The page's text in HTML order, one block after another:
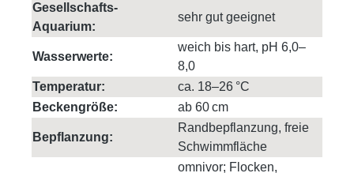
Gesellschafts-
Aquarium:
sehr gut geeignet
Wasserwerte:
weich bis hart, pH 6,0–
8,0
Temperatur:
ca. 18–26 °C
Beckengröße:
ab 60 cm
Bepflanzung:
Randbepflanzung, freie
Schwimmfläche
omnivor; Flocken,